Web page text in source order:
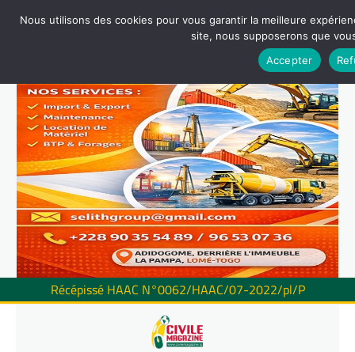
Récépissé HAAC N°0062/HAAC/07-2022/pl/P
Nous utilisons des cookies pour vous garantir la meilleure
site, nous supposerons que
Accepter